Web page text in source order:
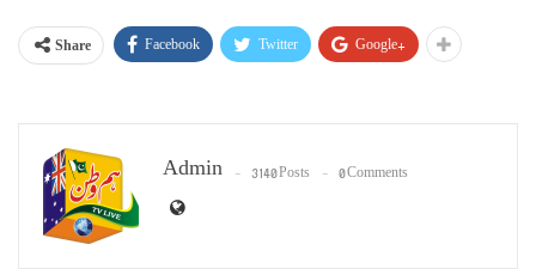
Share Facebook Twitter Google+
Admin 3140 Posts 0 Comments